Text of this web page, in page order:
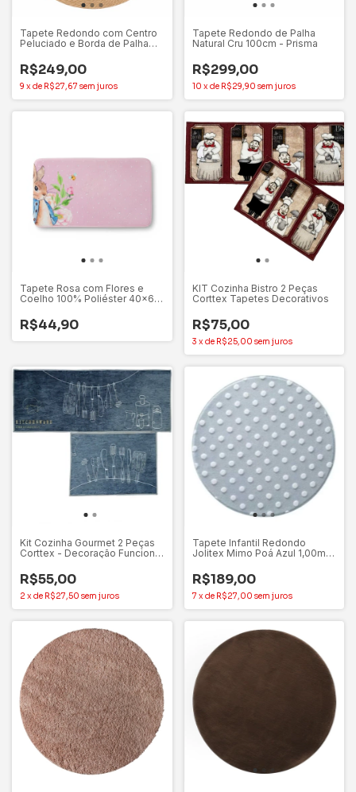
Tapete Redondo com Centro
Peluciado e Borda de Palha
R$249,00
9 xde R$27,67 sem juros
Tapete Redondo de Palha
Natural Cru 100cm - Prisma
R$299,00
10 xde R$29,90 sem juros
Tapete Rosa com Flores e
Coelho 100% Poliéster 40x60
R$44,90
KIT Cozinha Bistro 2 Peças
Corttex Tapetes Decorativos
R$75,00
3 x de R$25,00 sem juros
Kit Cozinha Gourmet 2 Peças
Corttex - Decoração Funcional
R$55,00
2 xde R$27,50 sem juros
Tapete Infantil Redondo
Jolitex Mimo Poá Azul 1,00m
R$189,00
7 xde R$27,00 sem juros